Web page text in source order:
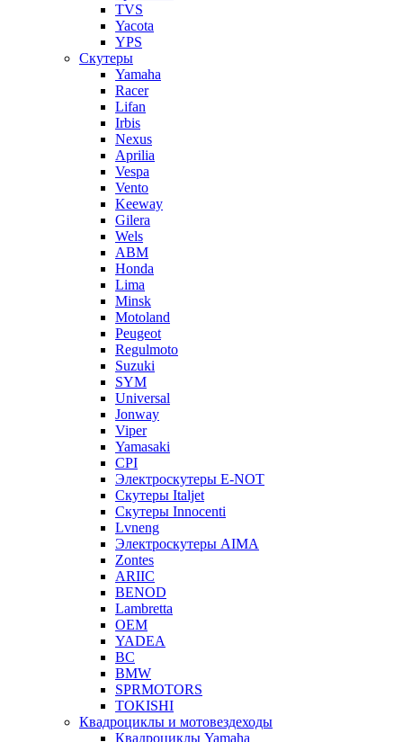
TVS
Yacota
YPS
Скутеры
Yamaha
Racer
Lifan
Irbis
Nexus
Aprilia
Vespa
Vento
Keeway
Gilera
Wels
ABM
Honda
Lima
Minsk
Motoland
Peugeot
Regulmoto
Suzuki
SYM
Universal
Jonway
Viper
Yamasaki
CPI
Электроскутеры E-NOT
Скутеры Italjet
Скутеры Innocenti
Lvneng
Электроскутеры AIMA
Zontes
ARIIC
BENOD
Lambretta
OEM
YADEA
BC
BMW
SPRMOTORS
TOKISHI
Квадроциклы и мотовездеходы
Квадроциклы Yamaha